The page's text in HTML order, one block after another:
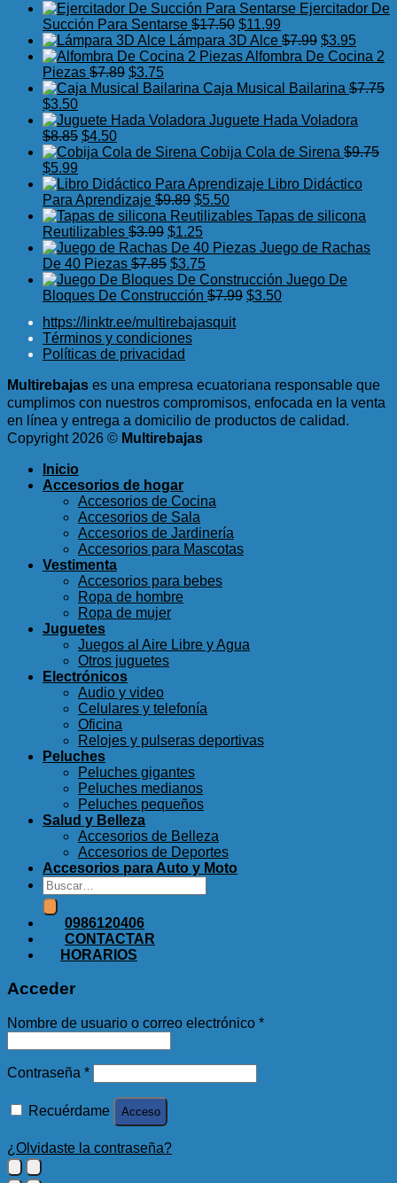
Ejercitador De
Succión Para Sentarse $17.50 El
precio
original
$17.50.
$11.99
precio
actual
$11.99.
Lámpara 3D Alce $7.99 El
precio
era:
$3.95El
precio
es:
Alfombra De Cocina 2
Piezas $7.89 El
precio
era:
$3.75El
precio
es:
Caja Musical Bailarina $7.75
El
precio
original
era:
$7.75.
$3.50El
precio
actual
es:
Juguete Hada Voladora
$8.85 El
precio
era:
$8.85.
$4.50El
precio
es:
$4.50.
Cobija Cola de Sirena $9.75
El
precio
original
era:
$9.75.
$5.99
precio
actual
es:
$5.99.
Libro Didáctico
Para Aprendizaje $9.89 El
precio
original
era:
$9.89.
$5.50El
precio
es:
Tapas de silicona
Reutilizables $3.99 El
precio
original
era:
$3.99.
$1.25El
precio
actual
es:
$1.25.
Juego de Rachas
De 40 Piezas $7.85 El
precio
original
$7.85.
$3.75El
precio
actual
$3.75.
Juego De
Bloques De Construcción $7.99 El
$3.50El
https://linktr.ee/multirebajasquit
Términos y condiciones
Políticas de privacidad
Multirebajas es una empresa ecuatoriana responsable que
cumplimos con nuestros compromisos, enfocada en la venta
en línea y entrega a domicilio de productos de calidad.
Copyright 2026 © Multirebajas
Inicio
Accesorios de hogar
Accesorios de Cocina
Accesorios de Sala
Accesorios de Jardinería
Accesorios para Mascotas
Vestimenta
Accesorios para bebes
Ropa de hombre
Ropa de mujer
Juguetes
Juegos al Aire Libre y Agua
Otros juguetes
Electrónicos
Audio y video
Celulares y telefonía
Oficina
Relojes y pulseras deportivas
Peluches
Peluches gigantes
Peluches medianos
Peluches pequeños
Salud y Belleza
Accesorios de Belleza
Accesorios de Deportes
Accesorios para Auto y Moto
Buscar
por:
0986120406
CONTACTAR
HORARIOS
Acceder
Nombre de usuario o correo electrónico *
Contraseña *
Recuérdame Acceso
¿Olvidaste la contraseña?